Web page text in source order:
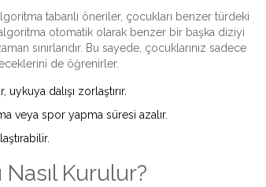
tabanlı öneriler, çocukları benzer türdeki
otomatik olarak benzer bir başka diziyi
sınırlarıdır. Bu sayede, çocuklarınız sadece
de öğrenirler.
dalışı zorlaştırır.
veya spor yapma süresi azalır.
Nasıl Kurulur?